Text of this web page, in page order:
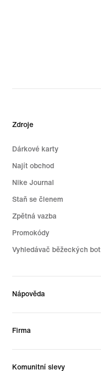
Zdroje
Dárkové karty
Najít obchod
Nike Journal
Staň se členem
Zpětná vazba
Promokódy
Vyhledávač běžeckých bot
Nápověda
Firma
Komunitní slevy